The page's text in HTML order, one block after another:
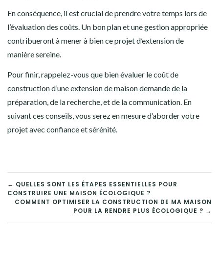
En conséquence, il est crucial de prendre votre temps lors de
l’évaluation des coûts. Un bon plan et une gestion appropriée
contribueront à mener à bien ce projet d’extension de
manière sereine.
Pour finir, rappelez-vous que bien évaluer le coût de
construction d’une extension de maison demande de la
préparation, de la recherche, et de la communication. En
suivant ces conseils, vous serez en mesure d’aborder votre
projet avec confiance et sérénité.
NAVIGATION
DE
L’ARTICLE
← QUELLES SONT LES ÉTAPES ESSENTIELLES POUR
CONSTRUIRE UNE MAISON ÉCOLOGIQUE ?
COMMENT OPTIMISER LA CONSTRUCTION DE MA MAISON
POUR LA RENDRE PLUS ÉCOLOGIQUE ? →